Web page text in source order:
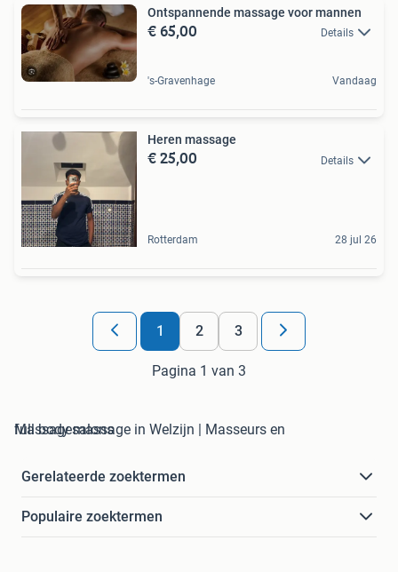
Ontspannende massage voor mannen
€ 65,00 Details
's-Gravenhage Vandaag
Heren massage
€ 25,00 Details
Rotterdam 28 jul 26
1 2 3
Pagina 1 van 3
full body massage in Welzijn | Masseurs en Massagesalons
Gerelateerde zoektermen
Populaire zoektermen